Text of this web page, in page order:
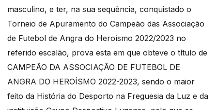
masculino, e ter, na sua sequência, conquistado o
Torneio de Apuramento do Campeão das Associação
de Futebol de Angra do Heroísmo 2022/2023 no
referido escalão, prova esta em que obteve o título de
CAMPEÃO DA ASSOCIAÇÃO DE FUTEBOL DE
ANGRA DO HEROÍSMO 2022-2023, sendo o maior
feito da História do Desporto na Freguesia da Luz e da